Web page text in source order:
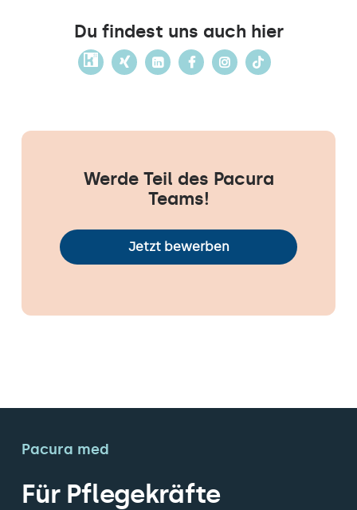
Du findest uns auch hier
Werde Teil des Pacura
Teams!
Jetzt bewerben
Pacura med
Für Pflegekräfte